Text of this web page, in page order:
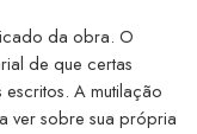
da obra. O
de que certas
A mutilação
ver sobre sua própria